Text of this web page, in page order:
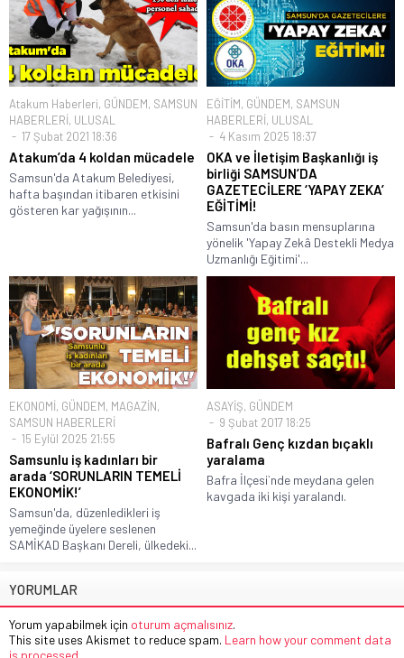
Atakum Haberleri, GÜNDEM, SAMSUN
HABERLERİ, ULUSAL
17 Şubat 2021 18:36
Atakum’da 4 koldan mücadele
Samsun'da Atakum Belediyesi,
hafta başından itibaren etkisini
gösteren kar yağışının...
EĞİTİM, GÜNDEM, SAMSUN
HABERLERİ, ULUSAL
4 Kasım 2025 18:37
OKA ve İletişim Başkanlığı iş
birliği SAMSUN’DA
GAZETECİLERE ‘YAPAY ZEKA’
EĞİTİMİ!
Samsun'da basın mensuplarına
yönelik 'Yapay Zekâ Destekli Medya
Uzmanlığı Eğitimi'...
EKONOMİ, GÜNDEM, MAGAZİN,
SAMSUN HABERLERİ
15 Eylül 2025 21:55
Samsunlu iş kadınları bir
arada ‘SORUNLARIN TEMELİ
EKONOMİK!’
Samsun'da, düzenledikleri iş
yemeğinde üyelere seslenen
SAMİKAD Başkanı Dereli, ülkedeki...
ASAYİŞ, GÜNDEM
9 Şubat 2017 18:25
Bafralı Genç kızdan bıçaklı
yaralama
Bafra İlçesi`nde meydana gelen
kavgada iki kişi yaralandı.
YORUMLAR
Yorum yapabilmek için oturum açmalısınız.
This site uses Akismet to reduce spam. Learn how your comment data